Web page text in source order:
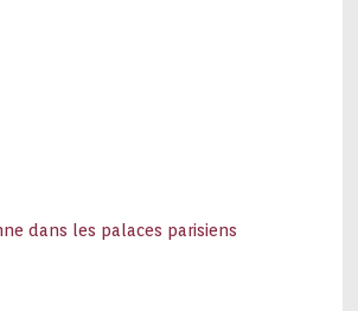
dans les palaces parisiens